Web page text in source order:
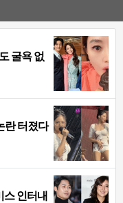
굴욕 없
란 터졌다
스 인터내